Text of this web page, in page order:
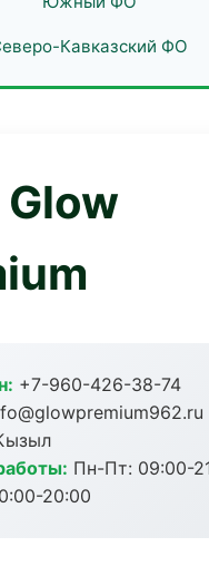
Кавказский ФО
+7-960-426-38-74
Пн-Пт: 09:00-
20:00